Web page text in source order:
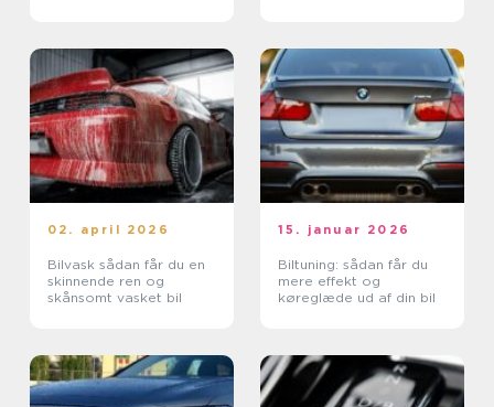
02. april 2026
Bilvask sådan får du en
skinnende ren og
skånsomt vasket bil
15. januar 2026
Biltuning: sådan får du
mere effekt og
køreglæde ud af din bil